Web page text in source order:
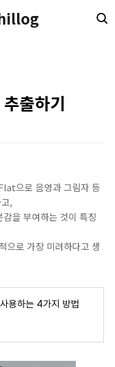
출하기
으로 음영과 그림자 등
,
을 부여하는 것이 특징
으로 가장 미려하다고 생
용하는 4가지 방법